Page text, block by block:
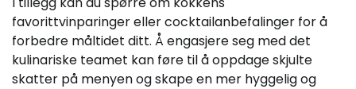
favorittvinparinger eller cocktailanbefalinger for å
forbedre måltidet ditt. Å engasjere seg med det
kulinariske teamet kan føre til å oppdage skjulte
skatter på menyen og skape en mer hyggelig og